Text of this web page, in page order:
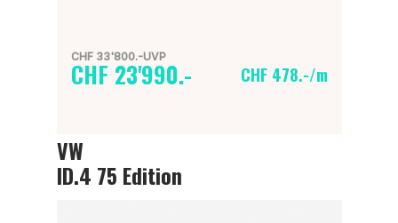
CHF 33'800.-UVP
CHF 23'990.- CHF 478.-/m
VW
ID.4 75 Edition